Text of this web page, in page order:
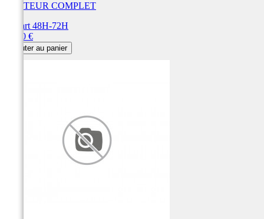
RUPTEUR COMPLET
Départ 48H-72H
48,00 €
Ajouter au panier